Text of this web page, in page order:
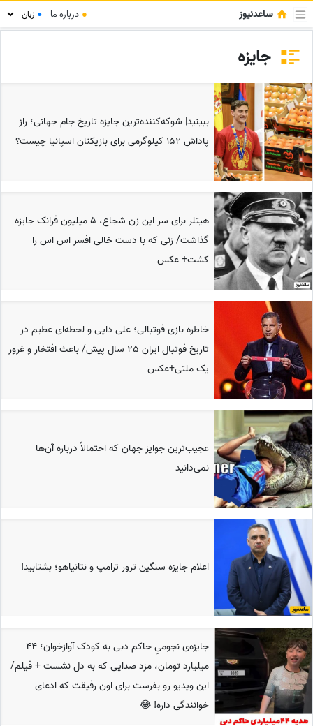
ساعدنیوز ● درباره ما ●
جایزه
ببینید| شوکه‌کننده‌ترین جایزه تاریخ جام جهانی؛ راز
پاداش 152 کیلوگرمی برای بازیکنان اسپانیا چیست؟
هیتلر برای سر این زن شجاع، 5 میلیون فرانک جایزه
گذاشت/ زنی که با دست خالی افسر اس اس را
کشت+ عکس
خاطره بازی فوتبالی؛ علی دایی و لحظه‌ای عظیم در
تاریخ فوتبال ایران 25 سال پیش/ باعث افتخار و غرور
یک ملتی+عکس
عجیب‌ترین جوایز جهان که احتمالاً درباره آن‌ها
نمی‌دانید
اعلام جایزه سنگین ترور ترامپ و نتانیاهو؛ بشتابید!
جایزه‌ی نجومیِ حاکم دبی به کودک آوازخوان؛ 44
میلیارد تومان، مزد صدایی که به دل نشست + فیلم/
این ویدیو رو بفرست برای اون رفیقت که ادعای
خوانندگی داره! 😂